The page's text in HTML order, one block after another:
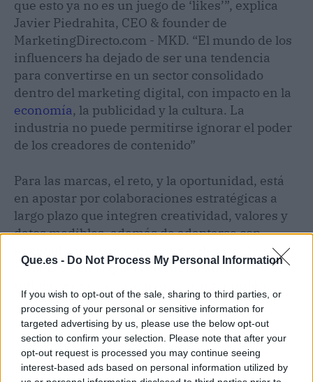
Que.es - Do Not Process My Personal Information
If you wish to opt-out of the sale, sharing to third parties, or
processing of your personal or sensitive information for
targeted advertising by us, please use the below opt-out
section to confirm your selection. Please note that after your
opt-out request is processed you may continue seeing
interest-based ads based on personal information utilized by
que esto ya no es un juego de ‘likes’”, explica
Javier Piedrahita, CEO & founder de
MarketingDirecto.com - MKD. “El mundo de los
influencers ha dejado de ser una tendencia
para convertirse en un sector consolidado
dentro del marketing digital, con impacto en la
economía, la publicidad y la cultura. La
industria no puede permitirse ignorar el poder
de los creadores de contenido”
Para las marcas, el reto, y la oportunidad, está
en apostar por colaboraciones estratégicas a
largo plazo que integren creatividad, valores y
datos medibles, además de adaptarse con
cambios y en el que la credibilidad del